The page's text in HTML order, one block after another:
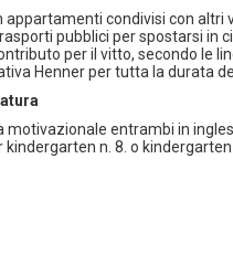
appartamenti condivisi con altri
pubblici per spostarsi in
per il vitto, secondo le
Henner per tutta la durata
motivazionale entrambi in
kindergarten n. 8. o